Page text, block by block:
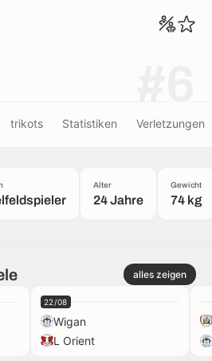
trikots Statistiken Verletzungen
Alter
24 Jahre
Gewicht
74 kg
alles zeigen
22/08
Wigan
L Orient